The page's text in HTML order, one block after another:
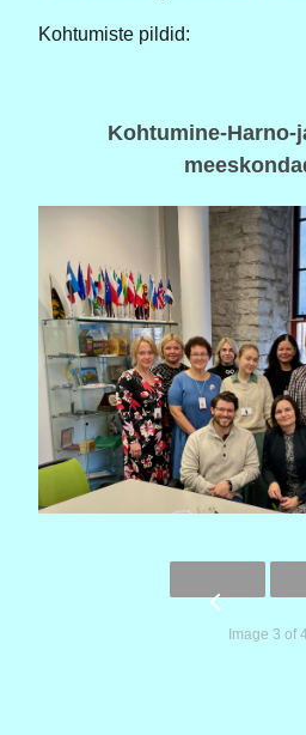
Kohtumiste pildid:
Kohtumine-Harno-
Image 3 of 4